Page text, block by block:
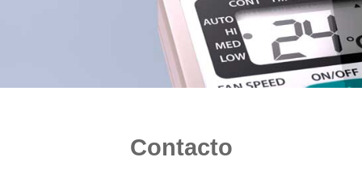
Contacto